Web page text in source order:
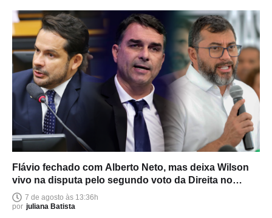
Flávio fechado com Alberto Neto, mas deixa Wilson
vivo na disputa pelo segundo voto da Direita no
Amazonas
7 de agosto às 13:36h
por juliana Batista